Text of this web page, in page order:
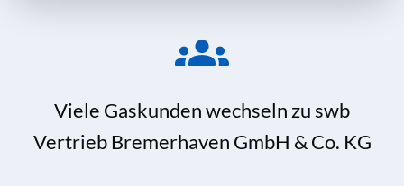
Viele Gaskunden wechseln zu swb
Vertrieb Bremerhaven GmbH & Co. KG